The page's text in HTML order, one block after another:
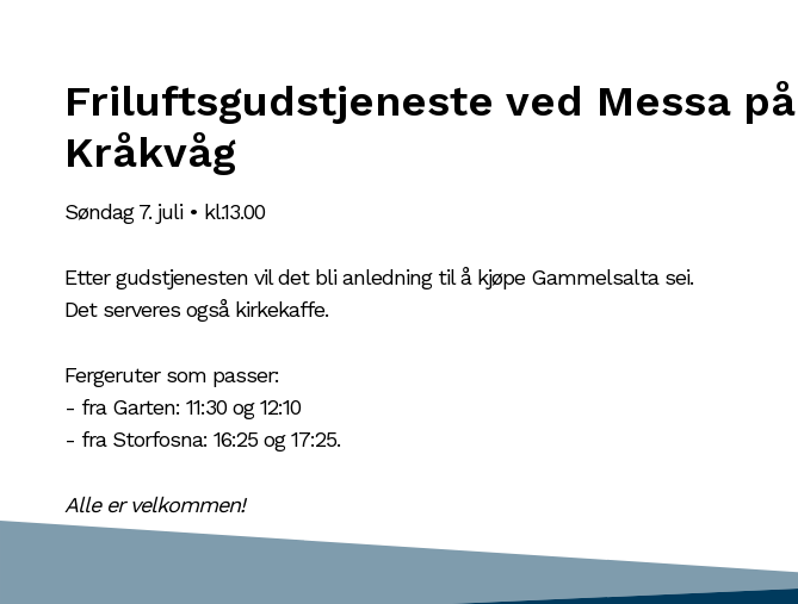
Friluftsgudstjeneste ved Messa på
Kråkvåg
Søndag 7. juli • kl.13.00
Etter gudstjenesten vil det bli anledning til å kjøpe Gammelsalta sei.
Det serveres også kirkekaffe.
Fergeruter som passer:
- fra Garten: 11:30 og 12:10
- fra Storfosna: 16:25 og 17:25.
Alle er velkommen!